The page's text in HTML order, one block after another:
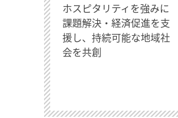
ホスピタリティを強みに
課題解決・経済促進を支
援し、持続可能な地域社
会を共創